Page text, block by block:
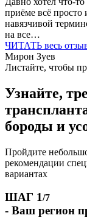
приёме всё просто
навязчивой
на все…
ЧИТАТЬ весь
Мирон Зуев
Листайте, чтобы
Узнайте,
бороды и
Пройдите
рекомендации
вариантах
ШАГ 1/7
- Ваш регион